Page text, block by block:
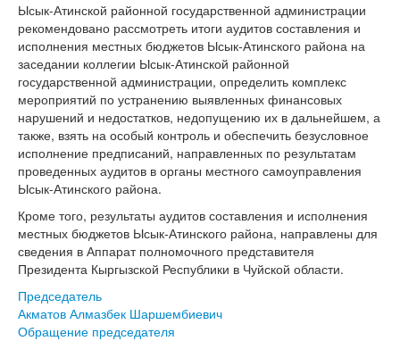
Ысык-Атинской районной государственной администрации
рекомендовано рассмотреть итоги аудитов составления и
исполнения местных бюджетов Ысык-Атинского района на
заседании коллегии Ысык-Атинской районной
государственной администрации, определить комплекс
мероприятий по устранению выявленных финансовых
нарушений и недостатков, недопущению их в дальнейшем, а
также, взять на особый контроль и обеспечить безусловное
исполнение предписаний, направленных по результатам
проведенных аудитов в органы местного самоуправления
Ысык-Атинского района.
Кроме того, результаты аудитов составления и исполнения
местных бюджетов Ысык-Атинского района, направлены для
сведения в Аппарат полномочного представителя
Президента Кыргызской Республики в Чуйской области.
Председатель
Акматов Алмазбек Шаршембиевич
Обращение председателя